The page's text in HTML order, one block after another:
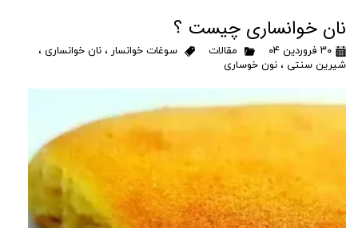
نان خوانساری چیست ؟
۳۰ فروردین ۰۴ مقالات سوغات خوانسار ، نان خوانساری ،
شیرین سنتی ، نون خوساری